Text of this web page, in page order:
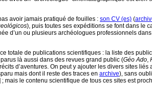
avoir jamais pratiqué de fouilles : son CV (es) (
), puis toutes ses expéditions se font dans le
d’un ou plusieurs archéologues professionnels
totale de publications scientifiques : la liste des
là aussi dans des revues grand public (Géo Ado
d’aventures. On peut y ajouter les divers sites
mais dont il reste des traces en archive), sans
; mais le contenu scientifique de tous ces sites est